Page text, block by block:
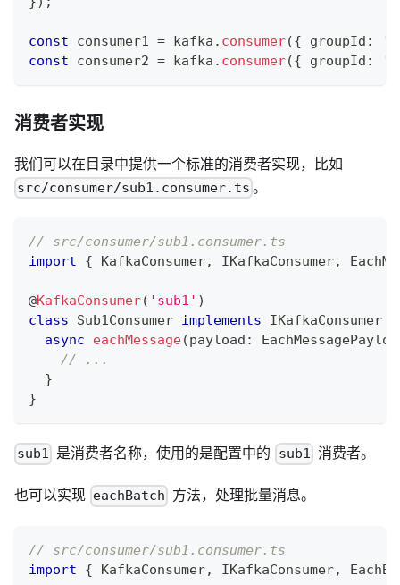
const consumer1 = kafka . consumer({ groupId :
const consumer2 = kafka . consumer({ groupId :
消费者实现
我们可以在目录中提供一个标准的消费者实现，比如
src/consumer/sub1.consumer.ts 。
// src/consumer/sub1.consumer.ts
import
{ KafkaConsumer, IKafkaConsumer,
@KafkaConsumer( 'sub1' )
class
Sub1Consumer implements IKafkaConsumer
async
eachMessage(payload :
// ...
}
}
sub1 是消费者名称，使用的是配置中的 sub1 消费者。
也可以实现 eachBatch 方法，处理批量消息。
// src/consumer/sub1.consumer.ts
import
{ KafkaConsumer, IKafkaConsumer,